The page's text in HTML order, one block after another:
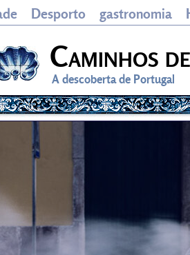
Caminhos
A descoberta de Portugal
Desporto gastronomia